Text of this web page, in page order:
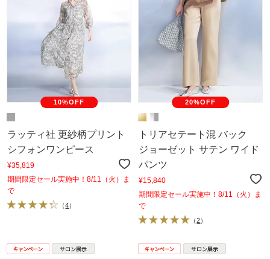
10%OFF
ラッティ社 更紗柄プリント
シフォンワンピース
¥35,819
期間限定セール実施中！8/11（火）ま
で
（4）
20%OFF
トリアセテート混 バック
ジョーゼット サテン ワイド
パンツ
¥15,840
期間限定セール実施中！8/11（火）ま
で
（2）